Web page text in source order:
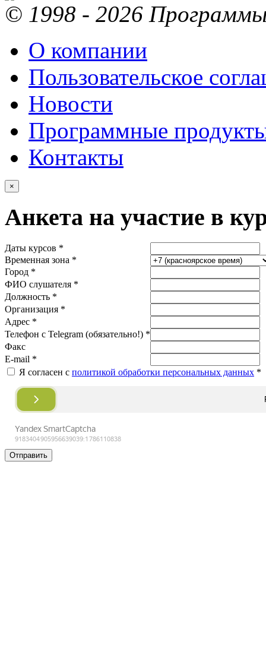
© 1998 - 2026 Программы
О компании
Пользовательское
Новости
Программные
Контакты
×
Анкета на участие в
Даты курсов *
Временная зона *
Город *
ФИО слушателя *
Должность *
Организация *
Адрес *
Телефон с Telegram (обязательно!) *
Факс
E-mail *
Я согласен с политикой обработки персональных данных *
Отправить